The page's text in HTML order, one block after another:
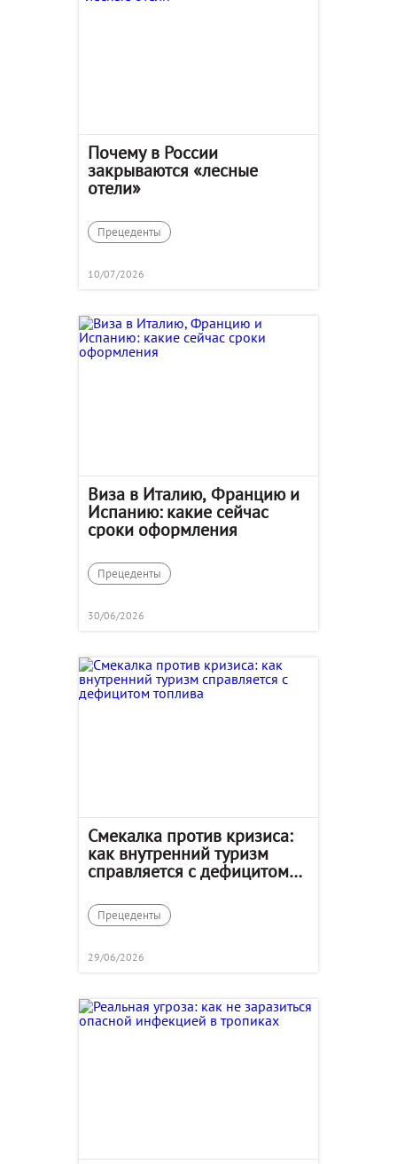
Почему в России
закрываются «лесные
отели»
Прецеденты
10/07/2026
Виза в Италию, Францию и
Испанию: какие сейчас
сроки оформления
Прецеденты
30/06/2026
Смекалка против кризиса:
как внутренний туризм
справляется с дефицитом
Прецеденты
29/06/2026